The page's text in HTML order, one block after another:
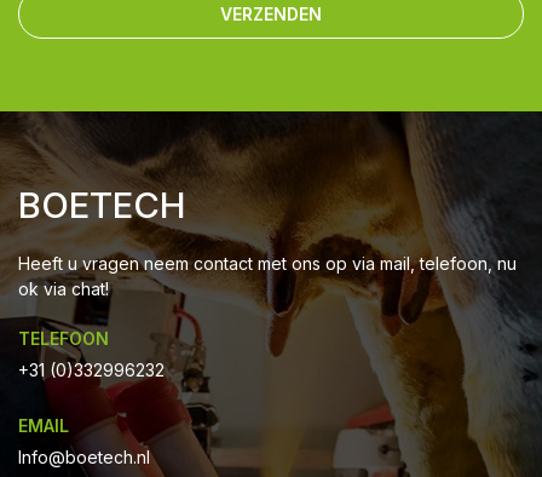
VERZENDEN
BOETECH
Heeft u vragen neem contact met ons op via mail, telefoon, nu
ok via chat!
TELEFOON
+31 (0)332996232
EMAIL
Info@boetech.nl